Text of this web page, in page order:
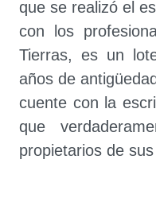
que se realizó el
con los
Tierras, es un
años de
cuente con la
que
propietarios de